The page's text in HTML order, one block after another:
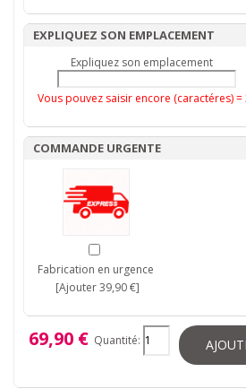
EXPLIQUEZ SON EMPLACEMENT
Expliquez son emplacement
Vous pouvez saisir encore (caractéres) =
COMMANDE URGENTE
Fabrication en urgence
[Ajouter 39,90 €]
69,90 € Quantité: